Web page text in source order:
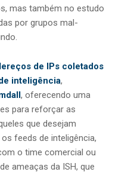
mas também no estudo
por grupos mal-
de IPs coletados
inteligência,
, oferecendo uma
para reforçar as
que desejam
feeds de inteligência,
o time comercial ou
ameaças da ISH, que